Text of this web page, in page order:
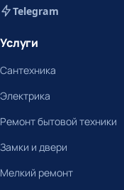
Telegram
Услуги
Сантехника
Электрика
Ремонт бытовой техники
Замки и двери
Мелкий ремонт